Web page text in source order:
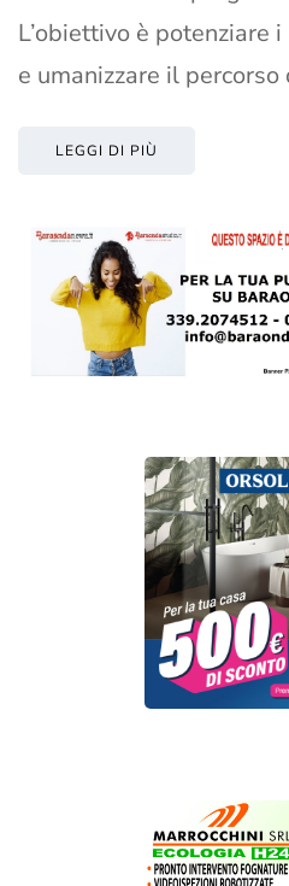
L’obiettivo è potenziare
e umanizzare il
LEGGI DI PIÙ